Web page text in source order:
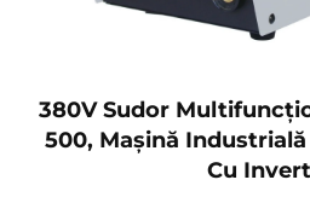
380V Sudor
500, Mașină
Cu